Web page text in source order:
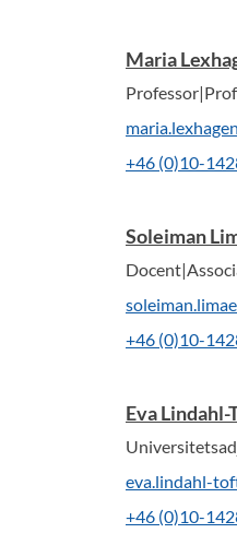
Maria
+46 (0)10-
Soleiman
+46 (0)10-
Eva Lindahl-
eva.lindahl-
+46 (0)10-